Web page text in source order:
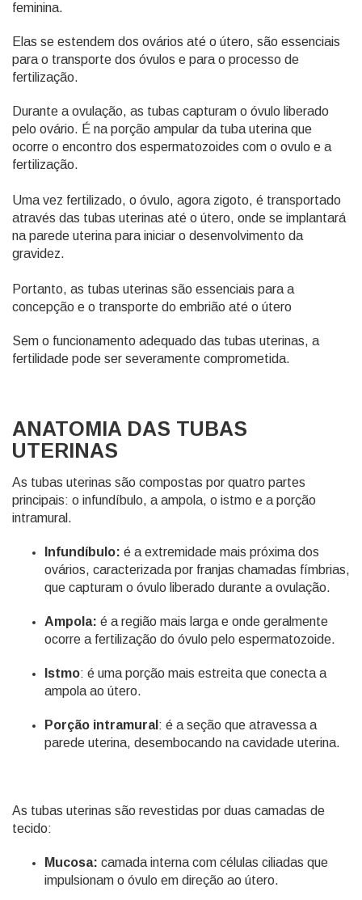
feminina.
Elas se estendem dos ovários até o útero, são essenciais
para o transporte dos óvulos e para o processo de
fertilização.
Durante a ovulação, as tubas capturam o óvulo liberado
pelo ovário. É na porção ampular da tuba uterina que
ocorre o encontro dos espermatozoides com o ovulo e a
fertilização.
Uma vez fertilizado, o óvulo, agora zigoto, é transportado
através das tubas uterinas até o útero, onde se implantará
na parede uterina para iniciar o desenvolvimento da
gravidez.
Portanto, as tubas uterinas são essenciais para a
concepção e o transporte do embrião até o útero
Sem o funcionamento adequado das tubas uterinas, a
fertilidade pode ser severamente comprometida.
ANATOMIA DAS TUBAS
UTERINAS
As tubas uterinas são compostas por quatro partes
principais: o infundíbulo, a ampola, o istmo e a porção
intramural.
Infundíbulo: é a extremidade mais próxima dos
ovários, caracterizada por franjas chamadas fímbrias,
que capturam o óvulo liberado durante a ovulação.
Ampola: é a região mais larga e onde geralmente
ocorre a fertilização do óvulo pelo espermatozoide.
Istmo: é uma porção mais estreita que conecta a
ampola ao útero.
Porção intramural : é a seção que atravessa a
parede uterina, desembocando na cavidade uterina.
As tubas uterinas são revestidas por duas camadas de
tecido:
Mucosa: camada interna com células ciliadas que
impulsionam o óvulo em direção ao útero.